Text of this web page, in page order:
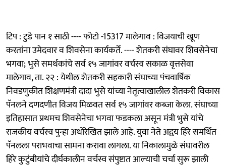
टिप : टुडे पान १ साठी ---- फोटो -15317 मालेगाव : विजयाची खूण
करतांना उमेदवार व शिवसेना कार्यकर्ते. ---- शेतकरी संघावर शिवसेनेचा
भगवा; भुसे समर्थकांचे सर्व १५ जागांवर वर्चस्व सकाळ वृत्तसेवा
मालेगाव, ता. २२ : येथील शेतकरी सहकारी संघाच्या पंचवार्षिक
निवडणुकीत शिक्षणमंत्री दादा भुसे यांच्या नेतृत्वाखालील शेतकरी विकास
पॅनलने दणदणीत विजय मिळवत सर्व १५ जागांवर कब्जा केला. संघाच्या
इतिहासात प्रथमच शिवसेनेचा भगवा फडकला असून मंत्री भुसे यांचे
राजकीय वर्चस्व पुन्हा अधोरेखित झाले आहे. युवा नेते अद्वय हिरे समर्थित
पॅनलला पराभवाचा सामना करावा लागला. या निकालामुळे संघावरील
हिरे कुटुंबीयांचे दीर्घकालीन वर्चस्व संपुष्टात आल्याची चर्चा सुरू झाली